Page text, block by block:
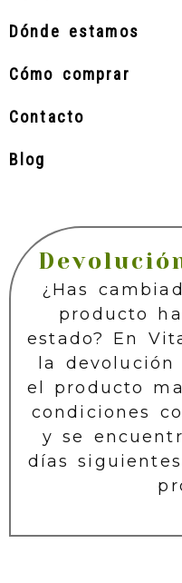
Dónde estamos
Cómo comprar
Contacto
Blog
¿Has
producto
estado? En
la
el producto
condiciones
y se
días